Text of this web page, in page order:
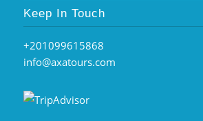
Keep In Touch
+201099615868
info@axatours.com